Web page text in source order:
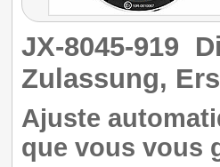
JX-8045-919
Zulassung,
Ajuste
que vous vous